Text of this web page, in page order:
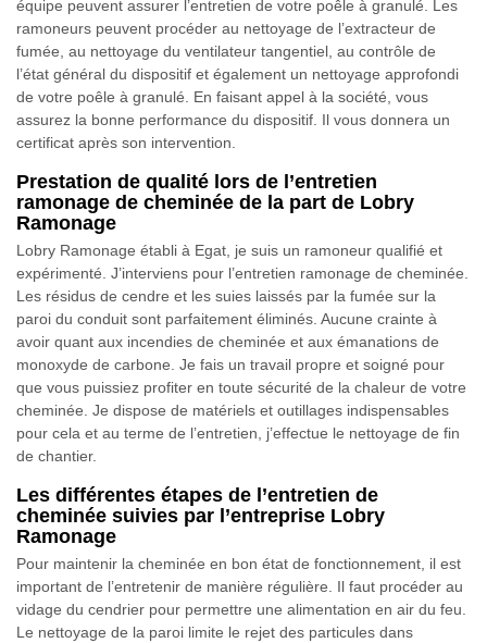
équipe peuvent assurer l’entretien de votre poêle à granulé. Les
ramoneurs peuvent procéder au nettoyage de l’extracteur de
fumée, au nettoyage du ventilateur tangentiel, au contrôle de
l’état général du dispositif et également un nettoyage approfondi
de votre poêle à granulé. En faisant appel à la société, vous
assurez la bonne performance du dispositif. Il vous donnera un
certificat après son intervention.
Prestation de qualité lors de l’entretien
ramonage de cheminée de la part de Lobry
Ramonage
Lobry Ramonage établi à Egat, je suis un ramoneur qualifié et
expérimenté. J’interviens pour l’entretien ramonage de cheminée.
Les résidus de cendre et les suies laissés par la fumée sur la
paroi du conduit sont parfaitement éliminés. Aucune crainte à
avoir quant aux incendies de cheminée et aux émanations de
monoxyde de carbone. Je fais un travail propre et soigné pour
que vous puissiez profiter en toute sécurité de la chaleur de votre
cheminée. Je dispose de matériels et outillages indispensables
pour cela et au terme de l’entretien, j’effectue le nettoyage de fin
de chantier.
Les différentes étapes de l’entretien de
cheminée suivies par l’entreprise Lobry
Ramonage
Pour maintenir la cheminée en bon état de fonctionnement, il est
important de l’entretenir de manière régulière. Il faut procéder au
vidage du cendrier pour permettre une alimentation en air du feu.
Le nettoyage de la paroi limite le rejet des particules dans